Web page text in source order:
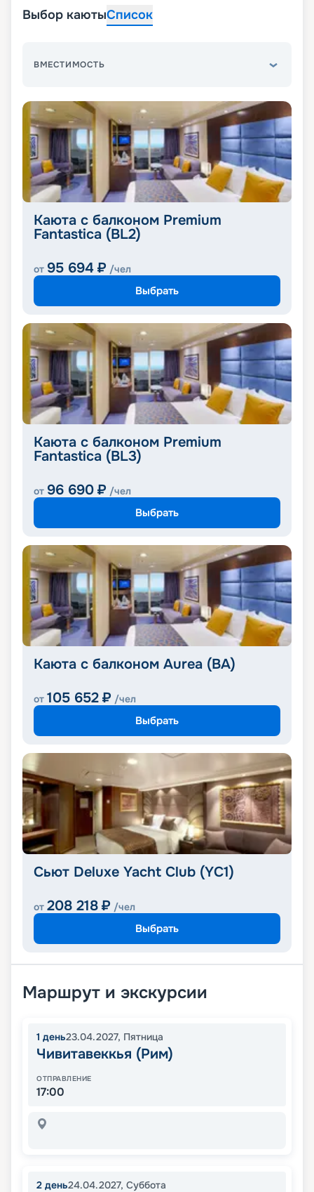
Выбор каютыСписок
ВМЕСТИМОСТЬ
Каюта с балконом Premium
Fantastica (BL2)
от 95 694 ₽ /чел
Выбрать
Каюта с балконом Premium
Fantastica (BL3)
от 96 690 ₽ /чел
Выбрать
Каюта с балконом Aurea (BA)
от 105 652 ₽ /чел
Выбрать
Сьют Deluxe Yacht Club (YC1)
от 208 218 ₽ /чел
Выбрать
Маршрут и экскурсии
1 день23.04.2027, Пятница
Чивитавеккья (Рим)
ОТПРАВЛЕНИЕ
17:00
2 день24.04.2027, Суббота